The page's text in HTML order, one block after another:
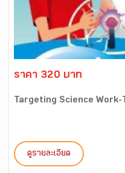
ราคา 320 บาท
Targeting Science
ดูรายละเอียด